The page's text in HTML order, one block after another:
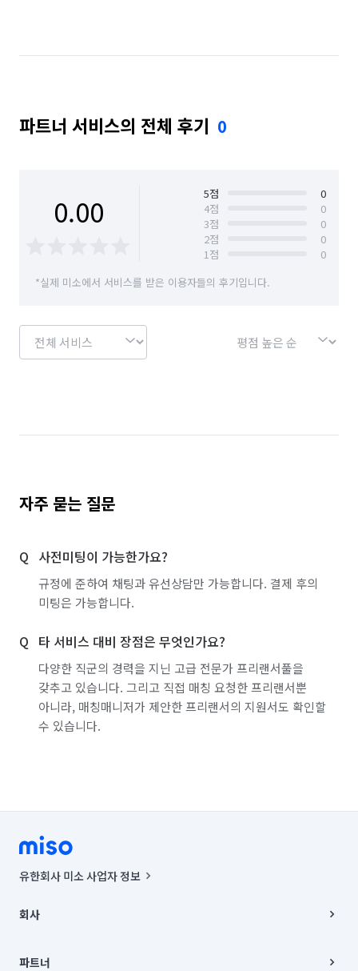
경기 시흥시 경기 안산시 단원구
경기 안양시 동안구 경기 안양시 만안구
경기 용인시 처인구
경기 의왕시 경기 평택시
경기 화성시 동탄구
경기 화성시 효행구 경기 화성시 만세구
경기 화성시 병점구
파트너 서비스의 전체 후기 0
0.00 5점
0
4점
0
3점
0
2점
0
1점
0
*실제 미소에서 서비스를 받은 이용자들의 후기입니다.
자주 묻는 질문
사전미팅이 가능한가요?
규정에 준하여 채팅과 유선상담만 가능합니다. 결제 후의
미팅은 가능합니다.
타 서비스 대비 장점은 무엇인가요?
다양한 직군의 경력을 지닌 고급 전문가 프리랜서풀을
갖추고 있습니다. 그리고 직접 매칭 요청한 프리랜서뿐
아니라, 매칭매니저가 제안한 프리랜서의 지원서도 확인할
수 있습니다.
유한회사 미소 사업자 정보
00019 |
주소 | 본사: 서울특별시 종로구 율곡로 6(중학동, 트윈트리빌딩) B동 5층
회사
채용
파트너